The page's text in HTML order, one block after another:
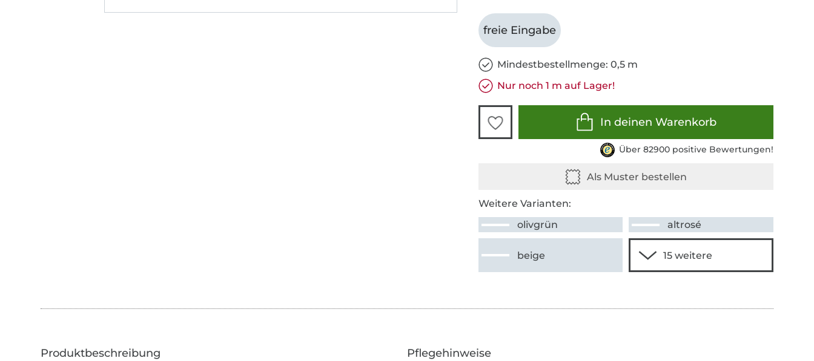
freie Eingabe
Mindestbestellmenge: 0,5 m
Nur noch 1 m auf Lager!
In deinen Warenkorb
Über 82900 positive Bewertungen!
Weitere Varianten:
olivgrün
altrosé
beige
Pflegehinweise